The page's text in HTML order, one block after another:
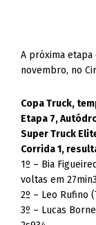
A próxima etapa
novembro, no
Copa Truck,
Etapa 7,
Super Truck
Corrida 1,
1º – Bia
voltas em
2º – Leo Rufino
3º – Lucas